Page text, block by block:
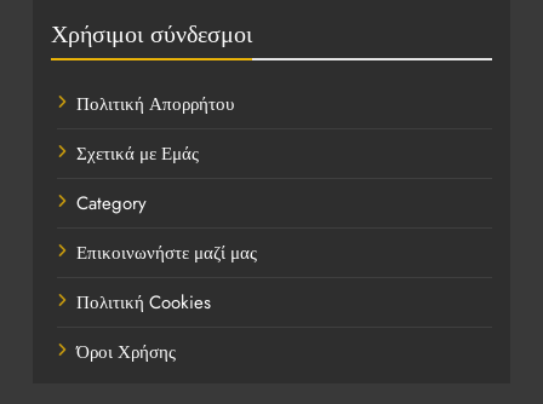
Πολιτική
Τοποθεσίες
Χρήσιμοι σύνδεσμοι
Πολιτική Απορρήτου
Σχετικά με Εμάς
Category
Επικοινωνήστε μαζί μας
Πολιτική Cookies
Όροι Χρήσης